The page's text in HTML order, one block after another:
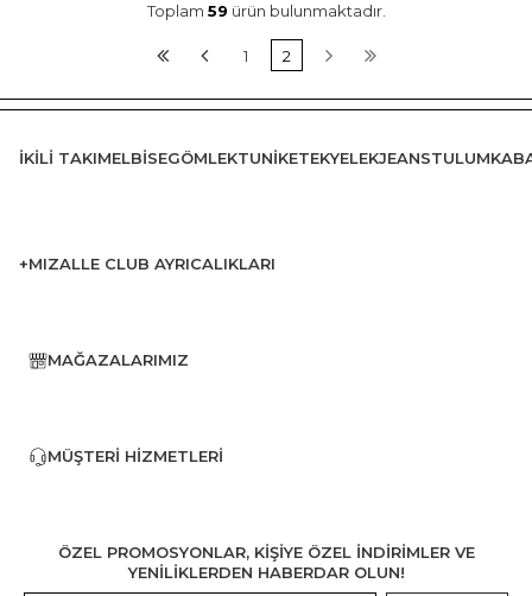
Toplam 59 ürün bulunmaktadır.
1 2
İKILI TAKIMELBISEGÖMLEKTUNIKETEKYELEKJEANSTULUM
+MIZALLE CLUB AYRICALIKLARI
MAĞAZALARIMIZ
MÜŞTERI HIZMETLERI
ÖZEL PROMOSYONLAR, KİŞİYE ÖZEL İNDİRİMLER VE
YENİLİKLERDEN HABERDAR OLUN!